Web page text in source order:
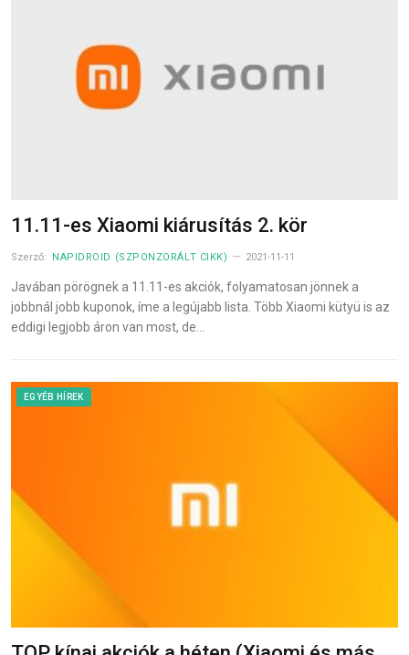
11.11-es Xiaomi kiárusítás 2. kör
Szerző: NAPIDROID (SZPONZORÁLT CIKK) 2021-11-11
Javában pörögnek a 11.11-es akciók, folyamatosan jönnek a
jobbnál jobb kuponok, íme a legújabb lista. Több Xiaomi kütyü is az
eddigi legjobb áron van most, de…
EGYÉB HÍREK